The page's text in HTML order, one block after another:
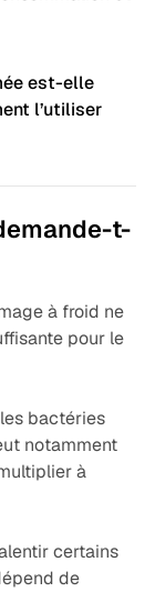
est-elle
l’utiliser
t-
à froid ne
pour le
bactéries
notamment
à
certains
de